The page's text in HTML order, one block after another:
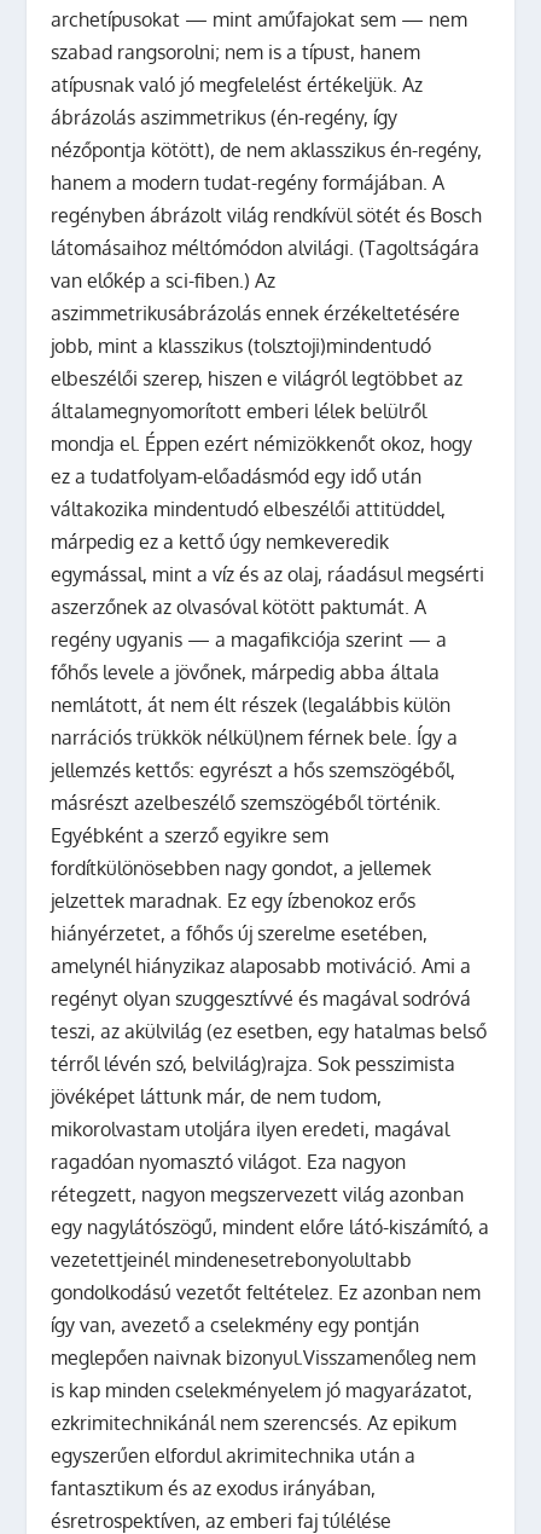
archetípusokat — mint aműfajokat sem — nem
szabad rangsorolni; nem is a típust, hanem
atípusnak való jó megfelelést értékeljük. Az
ábrázolás aszimmetrikus (én-regény, így
nézőpontja kötött), de nem aklasszikus én-regény,
hanem a modern tudat-regény formájában. A
regényben ábrázolt világ rendkívül sötét és Bosch
látomásaihoz méltómódon alvilági. (Tagoltságára
van előkép a sci-fiben.) Az
aszimmetrikusábrázolás ennek érzékeltetésére
jobb, mint a klasszikus (tolsztoji)mindentudó
elbeszélői szerep, hiszen e világról legtöbbet az
általamegnyomorított emberi lélek belülről
mondja el. Éppen ezért némizökkenőt okoz, hogy
ez a tudatfolyam-előadásmód egy idő után
váltakozika mindentudó elbeszélői attitüddel,
márpedig ez a kettő úgy nemkeveredik
egymással, mint a víz és az olaj, ráadásul megsérti
aszerzőnek az olvasóval kötött paktumát. A
regény ugyanis — a magafikciója szerint — a
főhős levele a jövőnek, márpedig abba általa
nemlátott, át nem élt részek (legalábbis külön
narrációs trükkök nélkül)nem férnek bele. Így a
jellemzés kettős: egyrészt a hős szemszögéből,
másrészt azelbeszélő szemszögéből történik.
Egyébként a szerző egyikre sem
fordítkülönösebben nagy gondot, a jellemek
jelzettek maradnak. Ez egy ízbenokoz erős
hiányérzetet, a főhős új szerelme esetében,
amelynél hiányzikaz alaposabb motiváció. Ami a
regényt olyan szuggesztívvé és magával sodróvá
teszi, az akülvilág (ez esetben, egy hatalmas belső
térről lévén szó, belvilág)rajza. Sok pesszimista
jövéképet láttunk már, de nem tudom,
mikorolvastam utoljára ilyen eredeti, magával
ragadóan nyomasztó világot. Eza nagyon
rétegzett, nagyon megszervezett világ azonban
egy nagylátószögű, mindent előre látó-kiszámító, a
vezetettjeinél mindenesetrebonyolultabb
gondolkodású vezetőt feltételez. Ez azonban nem
így van, avezető a cselekmény egy pontján
meglepően naivnak bizonyul.Visszamenőleg nem
is kap minden cselekményelem jó magyarázatot,
ezkrimitechnikánál nem szerencsés. Az epikum
egyszerűen elfordul akrimitechnika után a
fantasztikum és az exodus irányában,
ésretrospektíven, az emberi faj túlélése